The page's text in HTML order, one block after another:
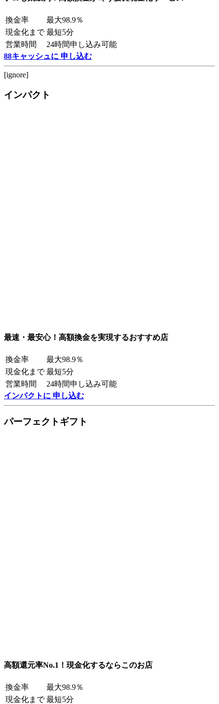
換金率
最大98.9％
現金化まで 最短5分
営業時間
24時間申し込み可能
88キャッシュに 申し込む
[ignore]
インパクト
最速・最安心！高額換金を実現するおすすめ店
換金率
最大98.9％
現金化まで 最短5分
営業時間
24時間申し込み可能
インパクトに 申し込む
パーフェクトギフト
高額還元率No.1！現金化するならこのお店
換金率
最大98.9％
現金化まで 最短5分